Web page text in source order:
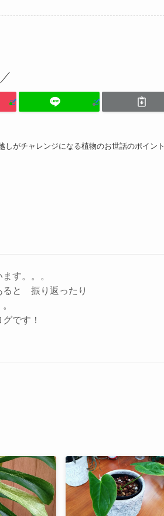
しがチャレンジになる植物のお世話のポイント
す。。。
ると 振り返ったり
です！